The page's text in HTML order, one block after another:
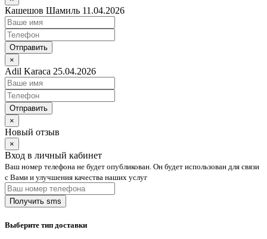
Кашешов Шамиль 11.04.2026
Отправить
×
Adil Karaca 25.04.2026
Отправить
×
Новый отзыв
×
Вход в личный кабинет
Ваш номер телефона не будет опубликован. Он будет использован для связи
с Вами и улучшения качества наших услуг
Выберите тип доставки